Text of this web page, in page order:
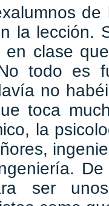
la lección.
en clase
todo es
no
toca
la
ser